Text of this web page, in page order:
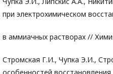
при электрохимическом
в аммиачных растворах //
Стромская Г.И., Чупка Э.И.,